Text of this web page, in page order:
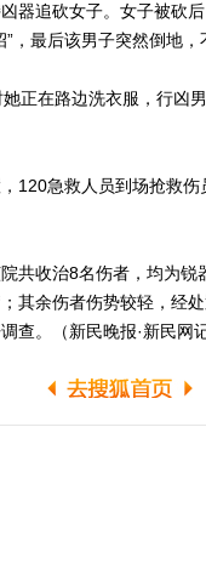
器追砍女子。女子被砍
，最后该男子突然倒地，
在路边洗衣服，行凶男
急救人员到场抢救伤
收治8名伤者，均为锐
其余伤者伤势较轻，经
查。（新民晚报·新民网